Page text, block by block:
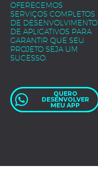
OFERECEMOS
SERVIÇOS COMPLETOS
DE DESENVOLVIMENTO
DE APLICATIVOS PARA
GARANTIR QUE SEU
PROJETO SEJA UM
SUCESSO.
QUERO
DESENVOLVER
MEU APP